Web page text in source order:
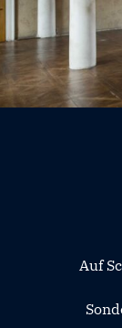
Auf